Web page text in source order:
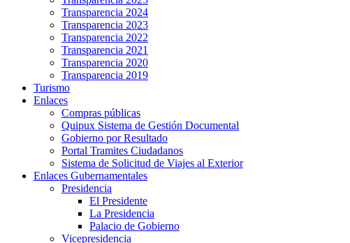
Transparencia 2024
Transparencia 2023
Transparencia 2022
Transparencia 2021
Transparencia 2020
Transparencia 2019
Turismo
Enlaces
Compras públicas
Quipux Sistema de Gestión Documental
Gobierno por Resultado
Portal Tramites Ciudadanos
Sistema de Solicitud de Viajes al Exterior
Enlaces Gubernamentales
Presidencia
El Presidente
La Presidencia
Palacio de Gobierno
Vicepresidencia